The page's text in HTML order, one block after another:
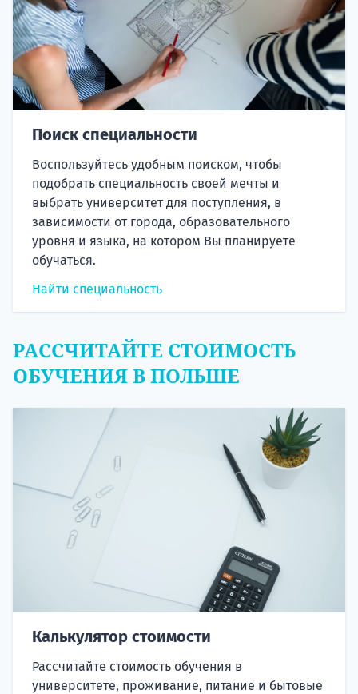
Поиск специальности
Воспользуйтесь удобным поиском, чтобы
подобрать специальность своей мечты и
выбрать университет для поступления, в
зависимости от города, образовательного
уровня и языка, на котором Вы планируете
обучаться.
Найти специальность
РАССЧИТАЙТЕ СТОИМОСТЬ
ОБУЧЕНИЯ В ПОЛЬШЕ
Калькулятор стоимости
Рассчитайте стоимость обучения в
университете, проживание, питание и бытовые